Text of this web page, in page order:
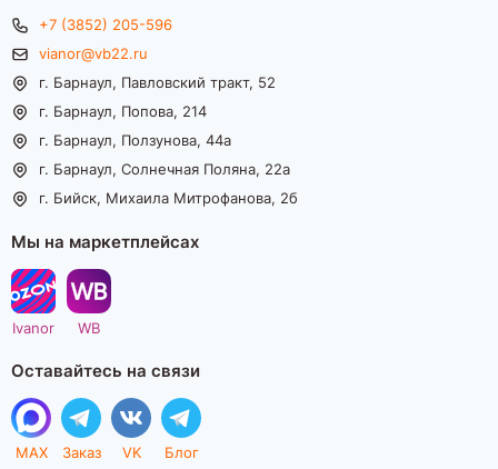
+7 (3852) 205-596
vianor@vb22.ru
г. Барнаул, Павловский тракт, 52
г. Барнаул, Попова, 214
г. Барнаул, Ползунова, 44а
г. Барнаул, Солнечная Поляна, 22а
г. Бийск, Михаила Митрофанова, 2б
Мы на маркетплейсах
Ivanor WB
Оставайтесь на связи
MAX Заказ VK Блог